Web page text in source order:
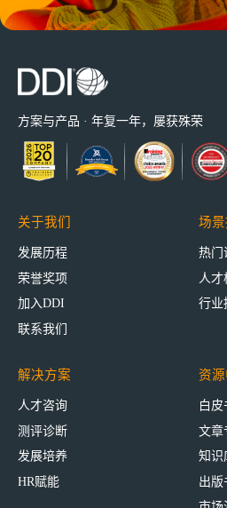
方案与产品 · 年复一年，屡获殊荣
关于我们
发展历程
荣誉奖项
加入DDI
联系我们
场
热门
人才
行业
解决方案
人才咨询
测评诊断
发展培养
HR赋能
资
白皮
文章
知识
出版